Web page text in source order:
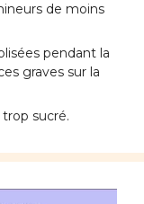
de moins
pendant la
graves sur la
sucré.